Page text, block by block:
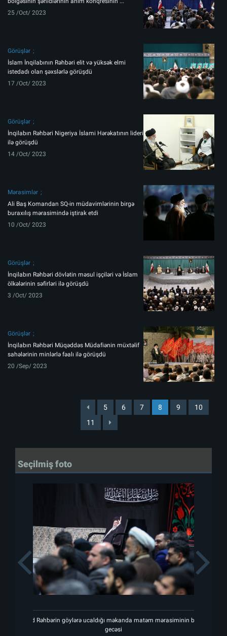
25 /Oct/ 2023
Görüşlər
İslam İnqilabının Rəhbəri elit və yüksək elmi
istedadı olan şəxslərlə görüşdü
17 /Oct/ 2023
Görüşlər
İnqilabın Rəhbəri Nigeriya İslami Hərəkatının lideri
ilə görüşdü
14 /Oct/ 2023
Mərasimlər
Ali Baş Komandan SQ-in müdavimlərinin birgə
buraxılış mərasimində iştirak etdi
10 /Oct/ 2023
Görüşlər
İnqilabın Rəhbəri dövlətin məsul işçiləri və İslam
ölkələrinin səfirləri ilə görüşdü
3 /Oct/ 2023
Görüşlər
İnqilabın Rəhbəri Müqəddəs Müdafiənin müxtəlif
sahələrinin minlərlə fəalı ilə görüşdü
20 /Sep/ 2023
5 6 7 8 9
10
11
Seçilmiş foto
Şəhid Rəhbərin göylərə ucaldığı məkanda matəm mərasiminin birinci
gecəsi
Previous